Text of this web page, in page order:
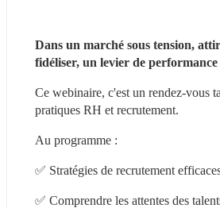
Dans un marché sous tension,
fidéliser, un levier de
Ce webinaire, c'est un rendez-vous
pratiques RH et recrutement.
Au programme :
✅ Stratégies de recrutement
✅ Comprendre les attentes des